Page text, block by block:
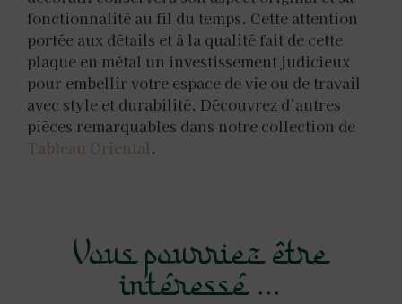
fonctionnalité au fil du temps. Cette attention
portée aux détails et à la qualité fait de cette
plaque en métal un investissement judicieux
pour embellir votre espace de vie ou de travail
avec style et durabilité. Découvrez d’autres
pièces remarquables dans notre collection de
Tableau Oriental .
Vous pourriez être
intéressé ...